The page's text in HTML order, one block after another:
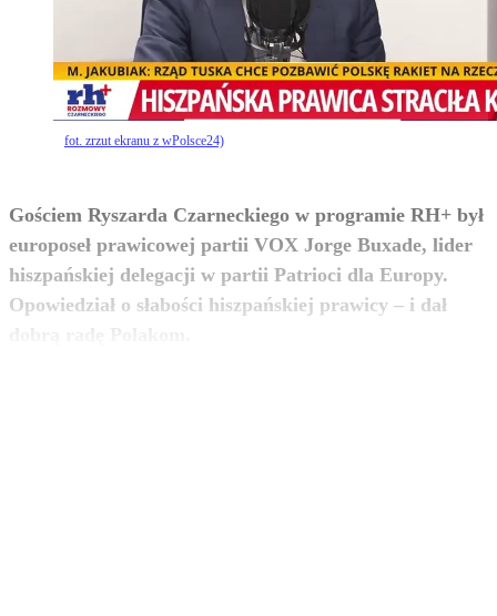
fot. zrzut ekranu z wPolsce24)
Gościem Ryszarda Czarneckiego w programie RH+ był
europoseł prawicowej partii VOX Jorge Buxade, lider
hiszpańskiej delegacji w partii Patrioci dla Europy.
Opowiedział o słabości hiszpańskiej prawicy – i dał
zobacz więcej